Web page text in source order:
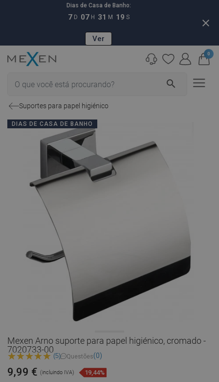
Dias de Casa de Banho:
7 D 07 H 31 M 18 S
Ver
close
search
0
Suportes para papel higiénico
DIAS DE CASA DE BANHO
Mexen Arno suporte para papel higiénico, cromado -
7020733-00
(5) Questões(0)
9,99 € (incluindo IVA) 19,44%